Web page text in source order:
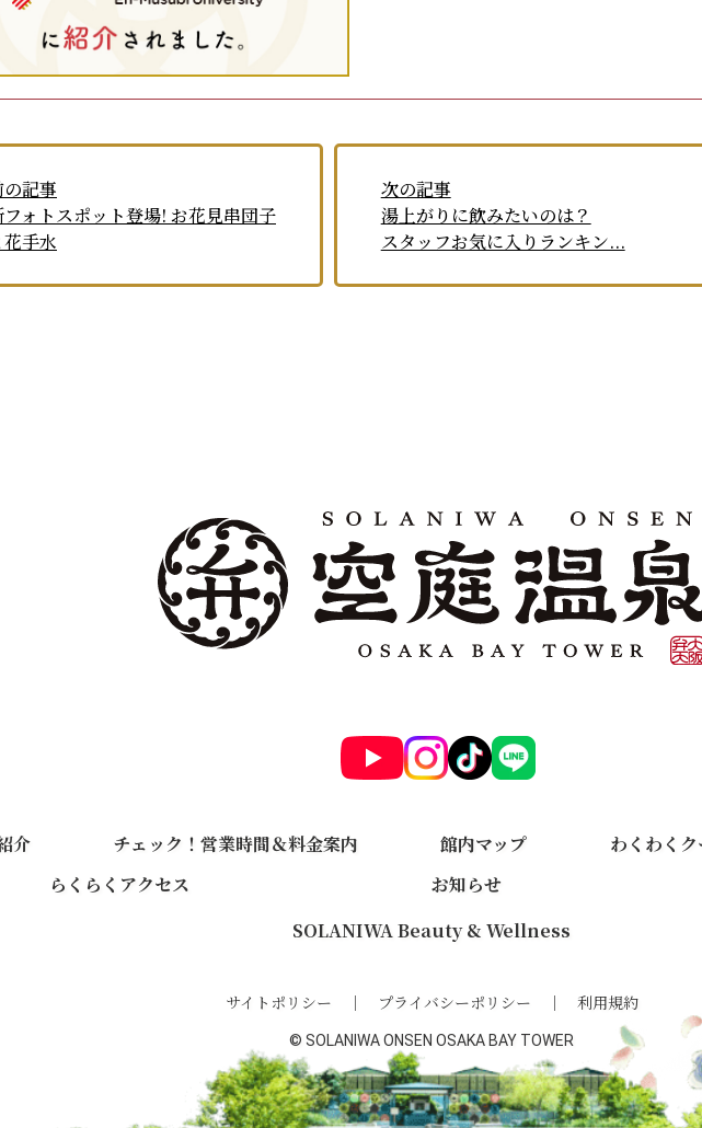
記事
フォトスポット登場! お花見串団子
花手水
次の記事
湯上がりに飲みたいのは？
スタッフお気に入りランキン...
介 チェック！営業時間＆料金案内 館内マップ わくわく
らくらくアクセス
お知らせ
SOLANIWA Beauty & Wellness
サイトポリシー プライバシーポリシー 利用規約
© SOLANIWA ONSEN OSAKA BAY TOWER